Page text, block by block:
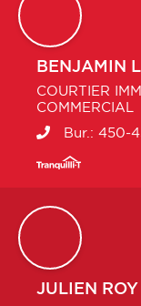
BENJAMIN
COURTIER
COMMERCIAL
Bur.: 450-
JULIEN